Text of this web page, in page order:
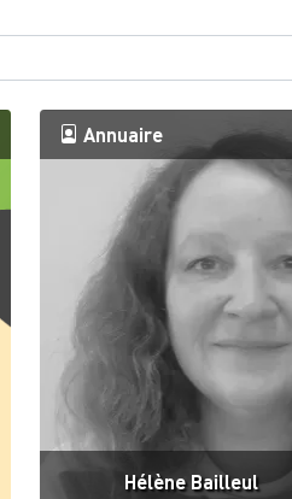
Annuaire
Hélène Bailleul